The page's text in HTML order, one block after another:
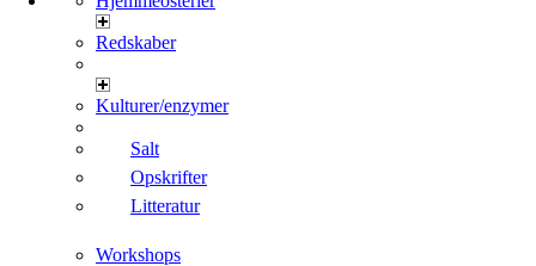
Redskaber
Kulturer/enzymer
Salt
Opskrifter
Litteratur
Workshops